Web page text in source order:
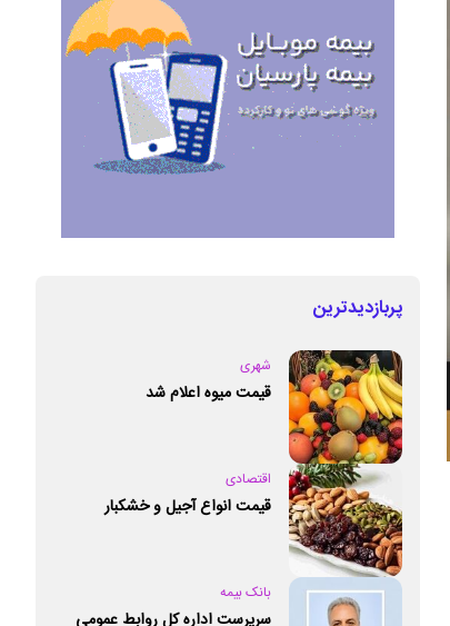
پربازدیدترین
شهری
قیمت میوه اعلام شد
اقتصادی
قیمت انواع آجیل و خشکبار
بانک بیمه
سرپرست اداره کل روابط عمومی